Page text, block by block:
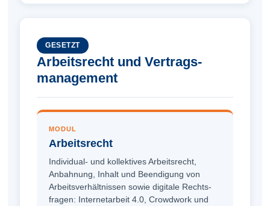
GESETZT
Arbeitsrecht und Vertrags­
management
MODUL
Arbeitsrecht
Individual- und kollektives Arbeitsrecht,
Anbahnung, Inhalt und Beendigung von
Arbeits­verhältnissen sowie digitale Rechts­
fragen: Internetarbeit 4.0, Crowdwork und